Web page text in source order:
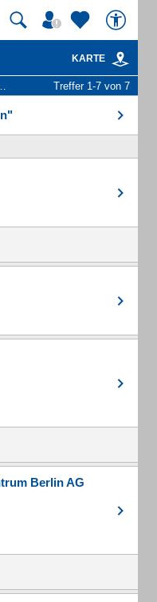
KARTE
Treffer 1-7 von 7
Berlin AG